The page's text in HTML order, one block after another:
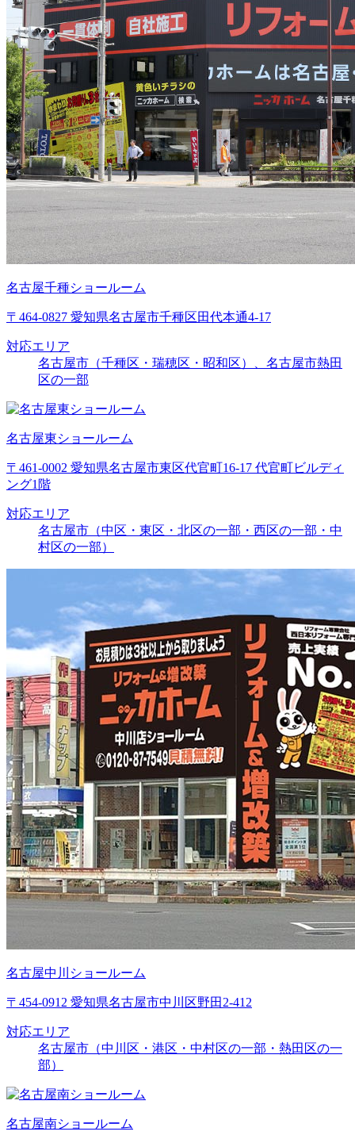
名古屋千種ショールーム
〒464-0827 愛知県名古屋市千種区田代本通4-17
対応エリア
名古屋市（千種区・瑞穂区・昭和区）、名古屋市熱田
区の一部
名古屋東ショールーム
〒461-0002 愛知県名古屋市東区代官町16-17 代官町ビルディ
ング1階
対応エリア
名古屋市（中区・東区・北区の一部・西区の一部・中
村区の一部）
名古屋中川ショールーム
〒454-0912 愛知県名古屋市中川区野田2-412
対応エリア
名古屋市（中川区・港区・中村区の一部・熱田区の一
部）
名古屋南ショールーム